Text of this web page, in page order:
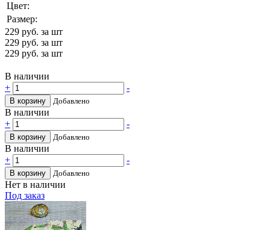
Цвет:
Размер:
229 руб. за шт
229 руб. за шт
229 руб. за шт
В наличии
+
-
В корзину Добавлено
В наличии
+
-
В корзину Добавлено
В наличии
+
-
В корзину Добавлено
Нет в наличии
Под заказ